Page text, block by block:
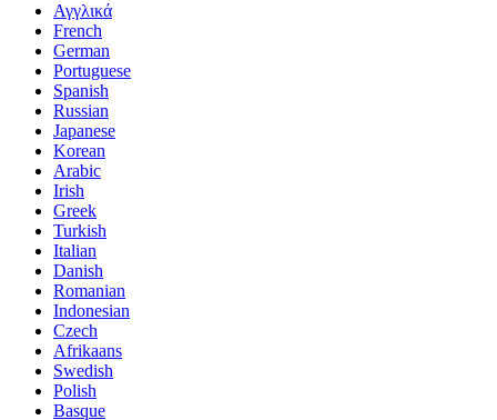
Αγγλικά
French
German
Portuguese
Spanish
Russian
Japanese
Korean
Arabic
Irish
Greek
Turkish
Italian
Danish
Romanian
Indonesian
Czech
Afrikaans
Swedish
Polish
Basque